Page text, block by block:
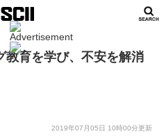
教育を学び、不安を解消
2019年07月05日 10時00分更新